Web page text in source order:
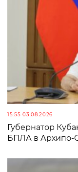
15:55 03.08.2026
Губернатор
БПЛА в Архипо-